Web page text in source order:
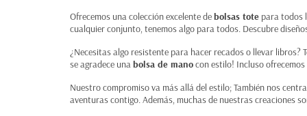
Ofrecemos una colección excelente debolsas tote para todos
cualquier conjunto, tenemos algo para todos. Descubre
¿Necesitas algo resistente para hacer recados o llevar libros?
se agradece unabolsa de manocon estilo! Incluso ofrecemos
Nuestro compromiso va más allá del estilo; También nos
aventuras contigo. Además, muchas de nuestras creaciones